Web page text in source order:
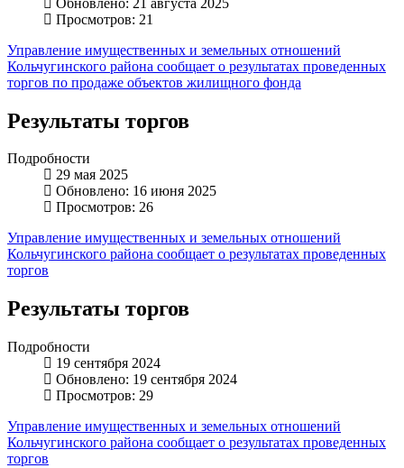
Просмотров: 21
Управление имущественных и земельных отношений
Кольчугинского района сообщает о результатах проведенных
торгов по продаже объектов жилищного фонда
Результаты торгов
Подробности
29 мая 2025
Обновлено: 16 июня 2025
Просмотров: 26
Управление имущественных и земельных отношений
Кольчугинского района сообщает о результатах проведенных
торгов
Результаты торгов
Подробности
19 сентября 2024
Обновлено: 19 сентября 2024
Просмотров: 29
Управление имущественных и земельных отношений
Кольчугинского района сообщает о результатах проведенных
торгов